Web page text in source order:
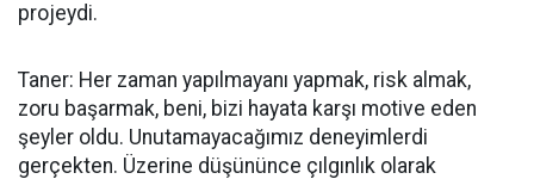
projeydi.
Taner: Her zaman yapılmayanı yapmak, risk almak,
zoru başarmak, beni, bizi hayata karşı motive eden
şeyler oldu. Unutamayacağımız deneyimlerdi
gerçekten. Üzerine düşününce çılgınlık olarak